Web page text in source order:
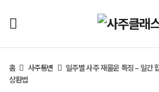
홈 사주통변
일주별 사주 재물운 특징 – 일간
상환법